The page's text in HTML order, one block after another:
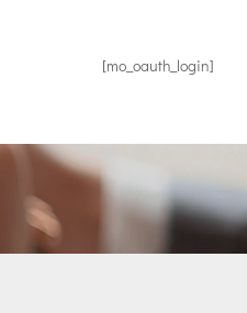
[mo_oauth_login]